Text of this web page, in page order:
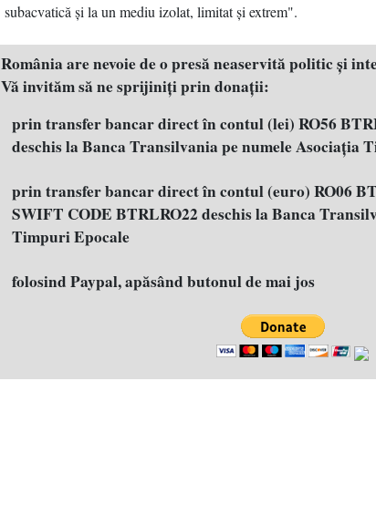
subacvatică şi la un mediu izolat, limitat şi extrem".
România are nevoie de o presă neaservită politic şi
Vă invităm să ne sprijiniţi prin donaţii:
prin transfer bancar direct în contul (lei) RO56
deschis la Banca Transilvania pe numele Asociația
prin transfer bancar direct în contul (euro) RO06
SWIFT CODE BTRLRO22 deschis la Banca
Timpuri Epocale
folosind Paypal, apăsând butonul de mai jos